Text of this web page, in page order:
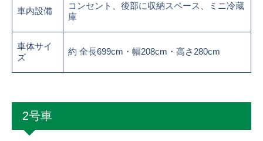
車内設備
コンセント、後部に収納スペース、ミニ冷蔵
庫
車体サイ
ズ
約 全長699cm・幅208cm・高さ280cm
2号車